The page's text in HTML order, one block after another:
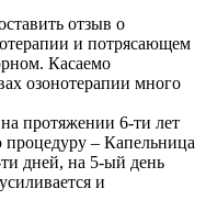
отзыв о
и потрясающем
Касаемо
озонотерапии много
протяжении 6-ти лет
процедуру – Капельница
дней, на 5-ый день
и